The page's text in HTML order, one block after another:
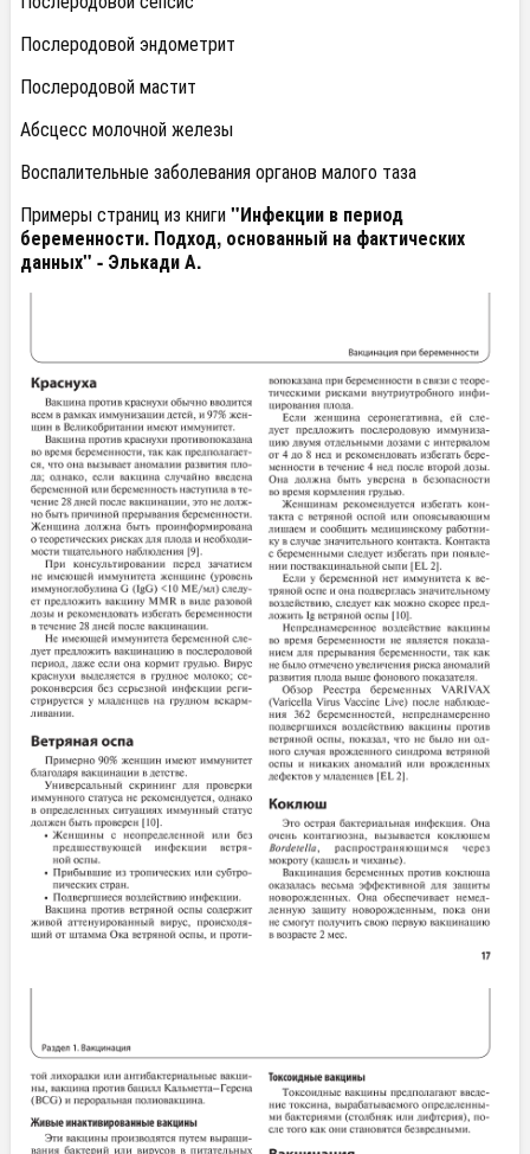
Послеродовой эндометрит
Послеродовой мастит
Абсцесс молочной железы
Воспалительные заболевания органов малого таза
Примеры страниц из книги"Инфекции в период
беременности. Подход, основанный на фактических
данных" - Элькади А.